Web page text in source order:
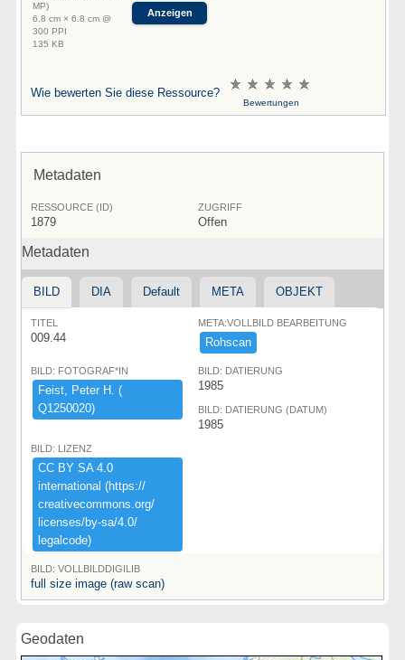
MP)
6.8 cm × 6.8 cm @
300 PPI
135 KB
Anzeigen
Wie bewerten Sie diese Ressource?
Bewertungen
Metadaten
RESSOURCE (ID)
1879
ZUGRIFF
Offen
Metadaten
BILD DIA Default META OBJEKT
TITEL
009.44
META:VOLLBILD BEARBEITUNG
Rohscan
BILD: FOTOGRAF*IN
Feist,​ ​Peter ​H.​ ​(​
Q1250020)​
BILD: DATIERUNG
1985
BILD: DATIERUNG (DATUM)
1985
BILD: LIZENZ
CC ​BY ​SA ​4.​0 ​
international ​(​https:​/​/​
creativecommons.​org/​
licenses/​by-​sa/​4.​0/​
legalcode)​
BILD: VOLLBILDDIGILIB
full size image (raw scan)
Geodaten